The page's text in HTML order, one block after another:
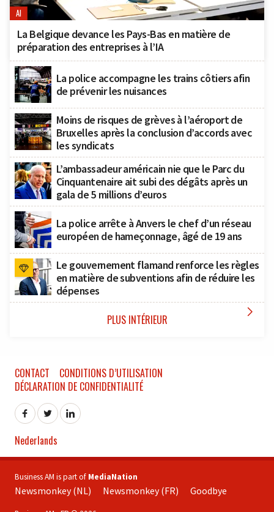
AI
La Belgique devance les Pays-Bas en matière de
préparation des entreprises à l’IA
La police accompagne les trains côtiers afin
de prévenir les nuisances
Moins de risques de grèves à l’aéroport de
Bruxelles après la conclusion d’accords avec
les syndicats
L’ambassadeur américain nie que le Parc du
Cinquantenaire ait subi des dégâts après un
gala de 5 millions d’euros
La police arrête à Anvers le chef d’un réseau
européen de hameçonnage, âgé de 19 ans
Le gouvernement flamand renforce les règles
en matière de subventions afin de réduire les
dépenses
PLUS INTÉRIEUR 
CONTACT
CONDITIONS D’UTILISATION
DÉCLARATION DE CONFIDENTIALITÉ
Nederlands
Business AM is part of MediaNation
Newsmonkey (NL) Newsmonkey (FR) Goodbye